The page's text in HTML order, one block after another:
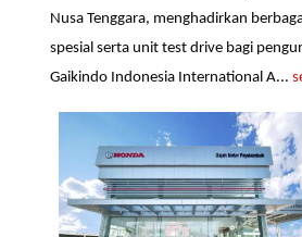
Nusa Tenggara, menghadirkan
spesial serta unit test drive bagi
Gaikindo Indonesia International A...